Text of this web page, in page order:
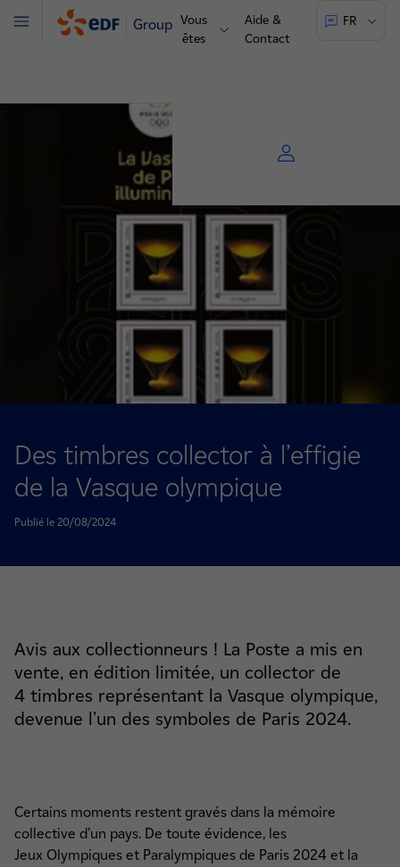
Groupe Vous
êtes
Aide &
Contact
FR
Menu
Des timbres collector à l’effigie
de la Vasque olympique
Publié le 20/08/2024
Avis aux collectionneurs ! La Poste a mis en
vente, en édition limitée, un collector de
4 timbres représentant la Vasque olympique,
devenue l'un des symboles de Paris 2024.
Certains moments restent gravés dans la mémoire
collective d’un pays. De toute évidence, les
Jeux Olympiques et Paralympiques de Paris 2024 et la